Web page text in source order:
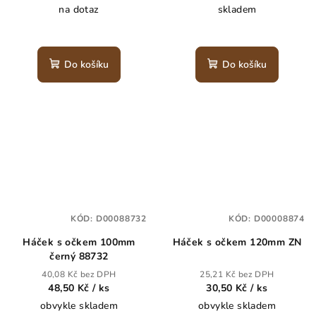
na dotaz
Do košíku
skladem
Do košíku
Háček s očkem 100mm
černý 88732
40,08 Kč bez DPH
48,50 Kč / ks
obvykle skladem
KÓD: D00088732
Háček s očkem 120mm ZN
25,21 Kč bez DPH
30,50 Kč / ks
obvykle skladem
KÓD: D00008874